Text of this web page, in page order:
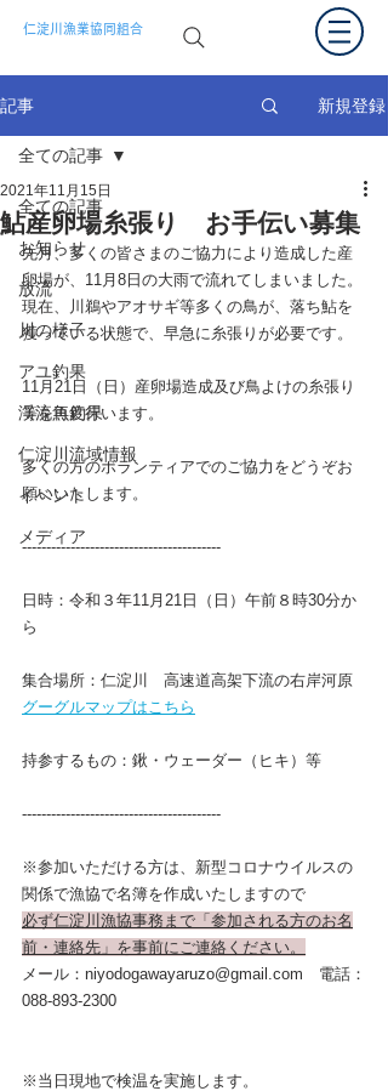
仁淀川漁業協同組合
記事 新規登録
全ての記事
お知らせ
放流
川の様子
アユ釣果
渓流魚釣果
仁淀川流域情報
イベント
メディア
全ての記事
鮎産卵場糸張り お手伝い募集
2021年11月15日
先月、多くの皆さまのご協力により造成した産
卵場が、11月8日の大雨で流れてしまいました。
現在、川鵜やアオサギ等多くの鳥が、落ち鮎を
獲っている状態で、早急に糸張りが必要です。
11月21日（日）産卵場造成及び鳥よけの糸張り
等を再度行います。
多くの方のボランティアでのご協力をどうぞお
願いいたします。
-----------------------------------------
日時：令和３年11月21日（日）午前８時30分か
ら
集合場所：仁淀川　高速道高架下流の右岸河原
グーグルマップはこちら
持参するもの：鍬・ウェーダー（ヒキ）等
-----------------------------------------
※参加いただける方は、新型コロナウイルスの
関係で漁協で名簿を作成いたしますので
必ず仁淀川漁協事務まで「参加される方のお名
前・連絡先」を事前にご連絡ください。
メール：niyodogawayaruzo@gmail.com　電話：
088-893-2300
※当日現地で検温を実施します。